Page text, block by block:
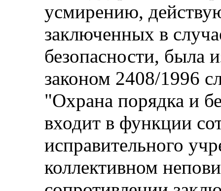
усмирению,
заключенных в
безопасности, была
законом 2408/1996
"Охрана порядка и
входит в функции
исправительного
коллективном